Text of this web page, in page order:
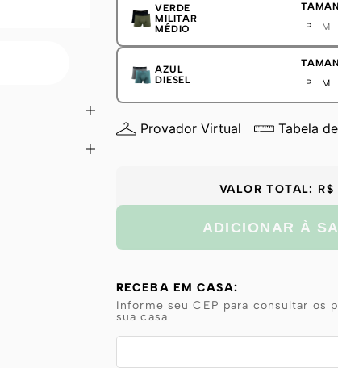
VERDE
MILITAR
MÉDIO
P
M
AZUL
DIESEL
P
M
Provador Virtual Tabela
VALOR TOTAL:
ADICIONAR À
RECEBA EM CASA:
Informe seu CEP para consultar os
sua casa